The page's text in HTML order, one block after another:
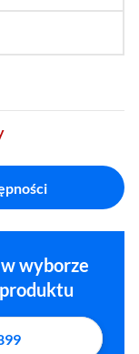
…
wyborze